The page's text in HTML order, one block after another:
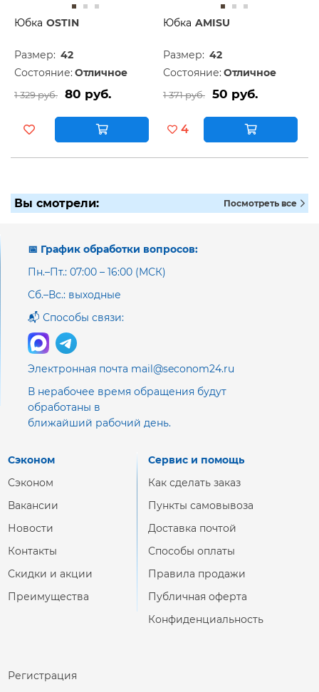
Юбка OSTIN
Размер: 42
Состояние: Отличное
1 329 руб. 80 руб.
Юбка AMISU
Размер: 42
Состояние: Отличное
1 371 руб. 50 руб.
4
Вы смотрели: Посмотреть все
📅 График обработки вопросов:
Пн.–Пт.: 07:00 – 16:00 (МСК)
Сб.–Вс.: выходные
📬 Способы связи:
Электронная почта mail@seconom24.ru
В нерабочее время обращения будут
обработаны в
ближайший рабочий день.
Сэконом
Сэконом
Вакансии
Новости
Контакты
Скидки и акции
Преимущества
Сервис и помощь
Как сделать заказ
Пункты самовывоза
Доставка почтой
Способы оплаты
Правила продажи
Публичная оферта
Конфиденциальность
Регистрация